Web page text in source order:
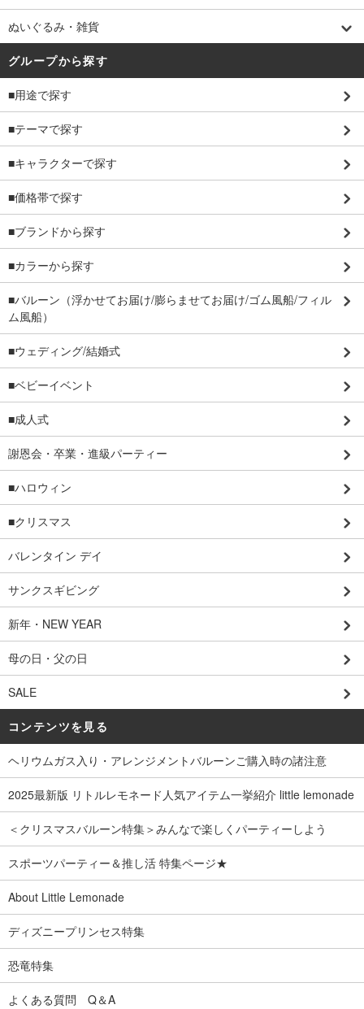
ぬいぐるみ・雑貨
グループから探す
■用途で探す
■テーマで探す
■キャラクターで探す
■価格帯で探す
■ブランドから探す
■カラーから探す
■バルーン（浮かせてお届け/膨らませてお届け/ゴム風船/フィル
ム風船）
■ウェディング/結婚式
■ベビーイベント
■成人式
謝恩会・卒業・進級パーティー
■ハロウィン
■クリスマス
バレンタイン デイ
サンクスギビング
新年・NEW YEAR
母の日・父の日
SALE
コンテンツを見る
ヘリウムガス入り・アレンジメントバルーンご購入時の諸注意
2025最新版 リトルレモネード人気アイテム一挙紹介 little lemonade
＜クリスマスバルーン特集＞みんなで楽しくパーティーしよう
スポーツパーティー＆推し活 特集ページ★
About Little Lemonade
ディズニープリンセス特集
恐竜特集
よくある質問 Q＆A